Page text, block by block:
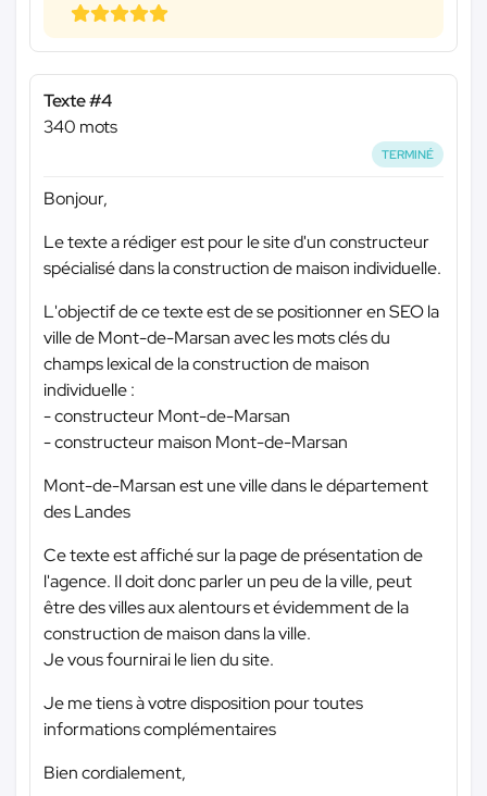
Texte #4
340 mots
TERMINÉ
Bonjour,
Le texte a rédiger est pour le site d'un constructeur
spécialisé dans la construction de maison individuelle.
L'objectif de ce texte est de se positionner en SEO la
ville de Mont-de-Marsan avec les mots clés du
champs lexical de la construction de maison
individuelle :
- constructeur Mont-de-Marsan
- constructeur maison Mont-de-Marsan
Mont-de-Marsan est une ville dans le département
des Landes
Ce texte est affiché sur la page de présentation de
l'agence. Il doit donc parler un peu de la ville, peut
être des villes aux alentours et évidemment de la
construction de maison dans la ville.
Je vous fournirai le lien du site.
Je me tiens à votre disposition pour toutes
informations complémentaires
Bien cordialement,